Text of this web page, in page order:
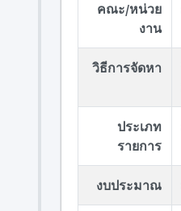
คณะ/หน่วย
งาน
วิธีการจัดหา
ประเภท
รายการ
งบประมาณ